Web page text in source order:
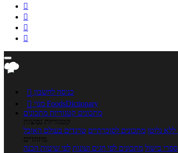




 כניסה לחשבון

מנוי FoodsDictionary
מתכונים קטגוריות מתכונים
קטגוריות נפוצות
גלוטן מתכונים לסוכרתיים טרנדים בעולם האוכל
מיוחדים
ספרי בישול מתכונים לפי חגים ועונות לפי שיטות הכנה